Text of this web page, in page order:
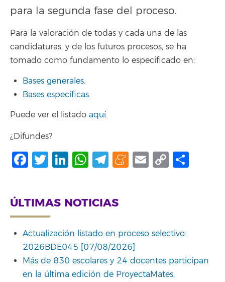
para la segunda fase del proceso.
Para la valoración de todas y cada una de las
candidaturas, y de los futuros procesos, se ha
tomado como fundamento lo especificado en:
Bases generales.
Bases específicas.
Puede ver el listado aquí.
¿Difundes?
Facebook
Twitter
LinkedIn
WhatsApp
Telegram
Meneame
Email
Copy
ÚLTIMAS NOTICIAS
Actualización listado en proceso selectivo:
2026BDE045 [07/08/2026]
Más de 830 escolares y 24 docentes participan
en la última edición de ProyectaMates,